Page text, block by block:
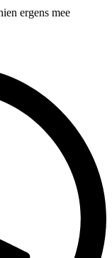
ergens mee